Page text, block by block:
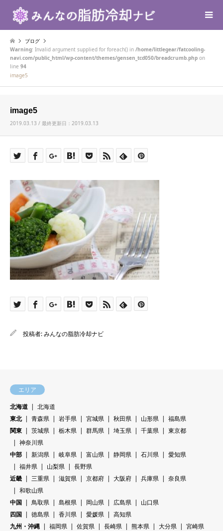
ブログ
Warning: Invalid argument supplied for foreach() in /home/littlegear/fatcooling-
navi.com/public_html/wp-content/themes/gensen_tcd050/breadcrumb.php on
line 94
image5
image5
2019.03.13 / 最終更新日：2019.03.13
投稿者:みんなの脂肪冷却ナビ
エリア
北海道
北海道
東北
青森県 岩手県 宮城県 秋田県 山形県
福島県
関東
茨城県 栃木県 群馬県 埼玉県 千葉県
東京都
神奈川県
中部
新潟県 岐阜県 富山県 静岡県 石川県
愛知県
福井県
山梨県
長野県
近畿
三重県 滋賀県 京都府 大阪府 兵庫県
奈良県
和歌山県
中国
鳥取県 島根県 岡山県 広島県
山口県
四国
徳島県 香川県 愛媛県
高知県
九州・沖縄
福岡県 佐賀県 長崎県 熊本県 大分県
宮崎県